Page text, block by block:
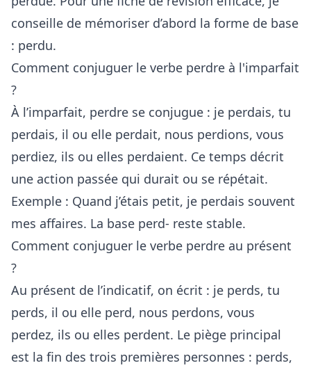
conseille de mémoriser d’abord la forme de base
: perdu.
Comment conjuguer le verbe perdre à l'imparfait
?
À l’imparfait, perdre se conjugue : je perdais, tu
perdais, il ou elle perdait, nous perdions, vous
perdiez, ils ou elles perdaient. Ce temps décrit
une action passée qui durait ou se répétait.
Exemple : Quand j’étais petit, je perdais souvent
mes affaires. La base perd- reste stable.
Comment conjuguer le verbe perdre au présent
?
Au présent de l’indicatif, on écrit : je perds, tu
perds, il ou elle perd, nous perdons, vous
perdez, ils ou elles perdent. Le piège principal
est la fin des trois premières personnes : perds,